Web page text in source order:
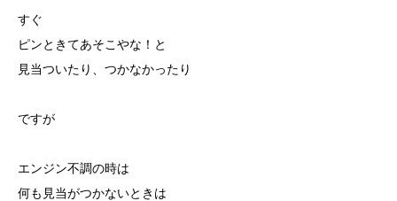
すぐ
ピンときてあそこやな！と
見当ついたり、つかなかったり
ですが
エンジン不調の時は
何も見当がつかないときは